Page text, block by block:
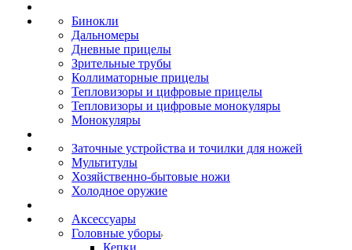
Бинокли
Дальномеры
Дневные прицелы
Зрительные трубы
Коллиматорные прицелы
Тепловизоры и цифровые прицелы
Тепловизоры и цифровые монокуляры
Монокуляры
Заточные устройства и точилки для ножей
Мультитулы
Хозяйственно-бытовые ножи
Холодное оружие
Аксессуары
Головные уборы
Кепки